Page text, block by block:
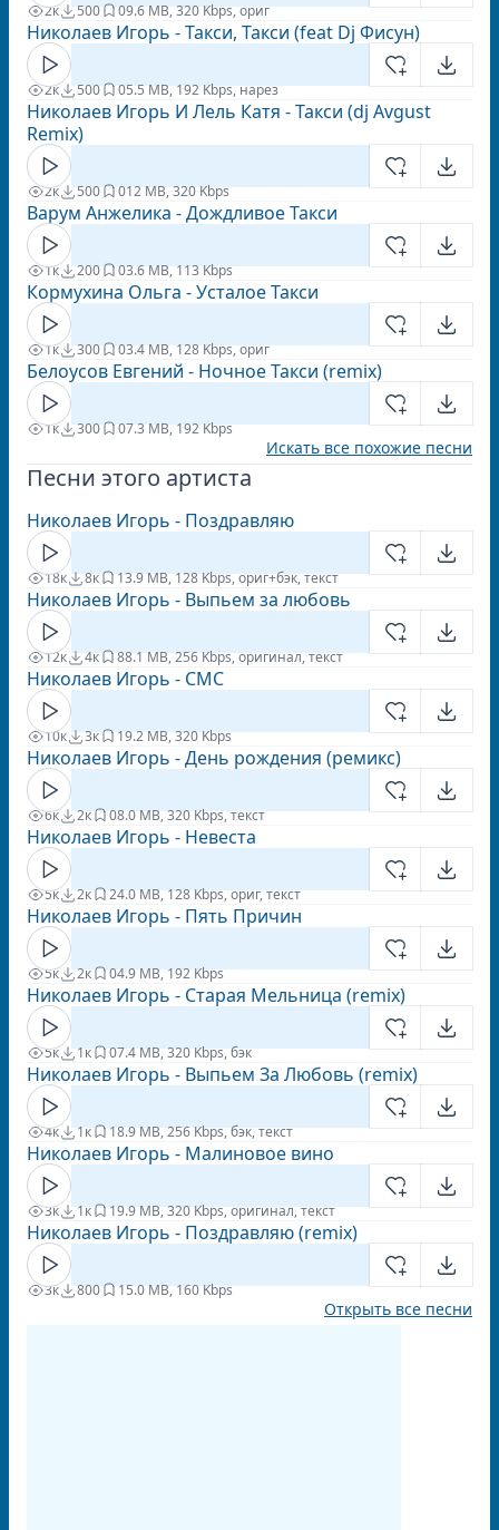
2к 500 09.6 MB, 320 Kbps, ориг
Николаев Игорь - Такси, Такси (feat Dj Фисун)
2к 500 05.5 MB, 192 Kbps, нарез
Николаев Игорь И Лель Катя - Такси (dj Avgust
Remix)
2к 500 012 MB, 320 Kbps
Варум Анжелика - Дождливое Такси
1к 200 03.6 MB, 113 Kbps
Кормухина Ольга - Усталое Такси
1к 300 03.4 MB, 128 Kbps, ориг
Белоусов Евгений - Ночное Такси (remix)
1к 300 07.3 MB, 192 Kbps
Искать все похожие песни
Песни этого артиста
Николаев Игорь - Поздравляю
18к 8к 13.9 MB, 128 Kbps, ориг+бэк, текст
Николаев Игорь - Выпьем за любовь
12к 4к 88.1 MB, 256 Kbps, оригинал, текст
Николаев Игорь - СМС
10к 3к 19.2 MB, 320 Kbps
Николаев Игорь - День рождения (ремикс)
6к 2к 08.0 MB, 320 Kbps, текст
Николаев Игорь - Невеста
5к 2к 24.0 MB, 128 Kbps, ориг, текст
Николаев Игорь - Пять Причин
5к 2к 04.9 MB, 192 Kbps
Николаев Игорь - Старая Мельница (remix)
5к 1к 07.4 MB, 320 Kbps, бэк
Николаев Игорь - Выпьем За Любовь (remix)
4к 1к 18.9 MB, 256 Kbps, бэк, текст
Николаев Игорь - Малиновое вино
3к 1к 19.9 MB, 320 Kbps, оригинал, текст
Николаев Игорь - Поздравляю (remix)
3к 800 15.0 MB, 160 Kbps
Открыть все песни